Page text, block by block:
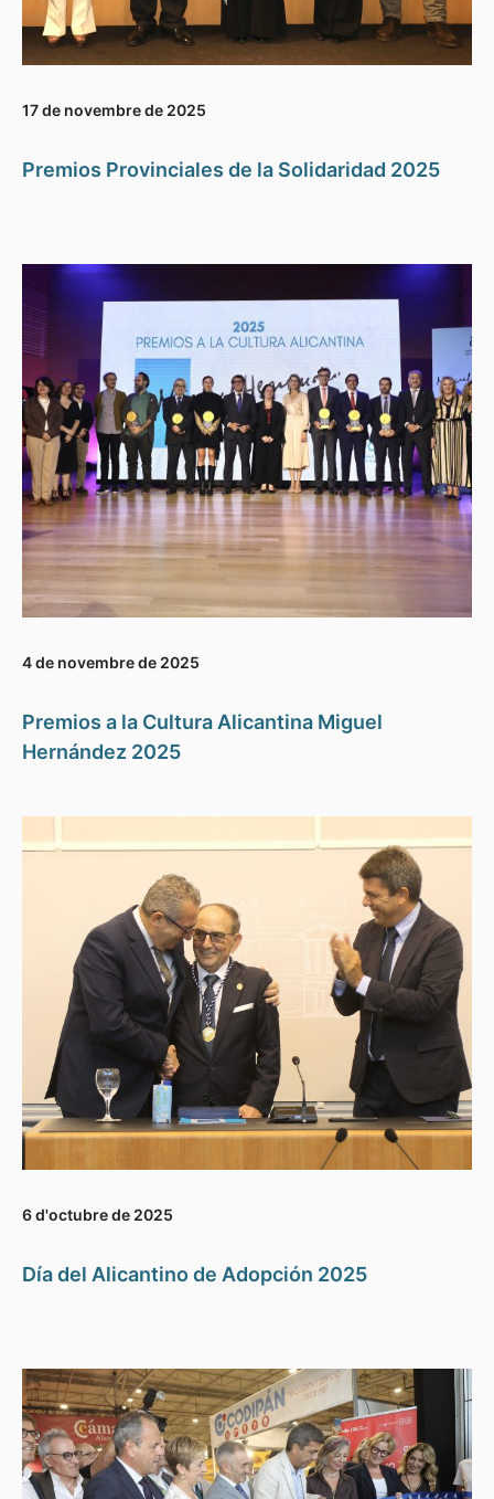
17 de novembre de 2025
Premios Provinciales de la Solidaridad 2025
4 de novembre de 2025
Premios a la Cultura Alicantina Miguel
Hernández 2025
6 d'octubre de 2025
Día del Alicantino de Adopción 2025